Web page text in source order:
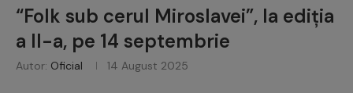
“Folk sub cerul Miroslavei”, la ediția
a II-a, pe 14 septembrie
Autor: Oficial 14 August 2025